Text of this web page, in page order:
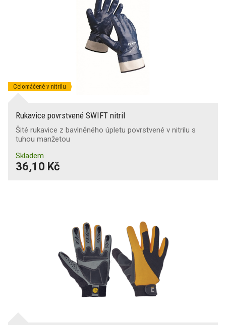
Celomáčené v nitrilu
Rukavice povrstvené SWIFT nitril
Šité rukavice z bavlněného úpletu povrstvené v nitrilu s
tuhou manžetou
Skladem
36,10 Kč